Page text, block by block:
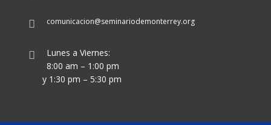
comunicacion@seminariodemonterrey.org
Lunes a Viernes:
8:00 am – 1:00 pm
y 1:30 pm – 5:30 pm